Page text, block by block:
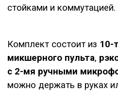
стойками и коммутацией.
Комплект состоит из 10-
микшерного пульта,
с 2-мя ручными
можно держать в руках